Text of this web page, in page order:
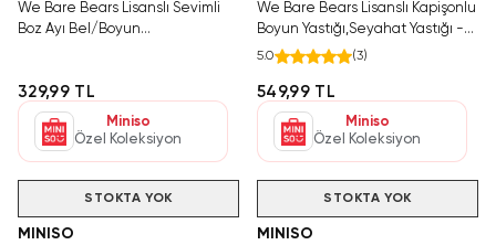
We Bare Bears Lisanslı Sevimli
Boz Ayı Bel/Boyun
329,99 TL
Miniso
Özel Koleksiyon
We Bare Bears Lisanslı Kapişonlu
Boyun Yastığı,Seyahat Yastığı -
Boz Ayı
5.0 (3)
549,99 TL
Miniso
Özel Koleksiyon
STOKTA YOK
MINISO
STOKTA YOK
MINISO